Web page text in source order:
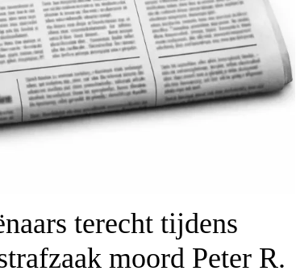
terecht tijdens
moord Peter R.